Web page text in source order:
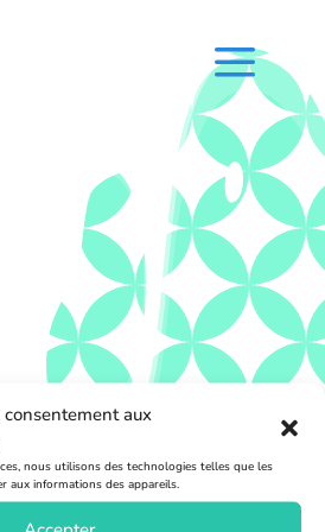
consentement aux
nous utilisons des technologies telles que les
aux informations des appareils.
a
demande
a bien
je